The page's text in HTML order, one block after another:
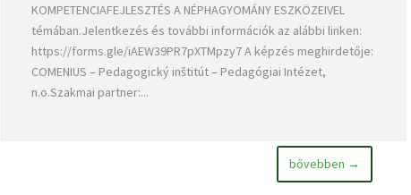
KOMPETENCIAFEJLESZTÉS A NÉPHAGYOMÁNY ESZKÖZEIVEL
témában.Jelentkezés és további információk az alábbi linken:
https://forms.gle/iAEW39PR7pXTMpzy7 A képzés meghirdetője:
COMENIUS – Pedagogický inštitút – Pedagógiai Intézet,
n.o.Szakmai partner:...
bővebben →